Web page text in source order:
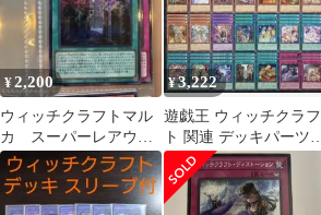
¥2,200
ウィッチクラフトマル
カ スーパーレアウィ
ッチクラフトバイスト
リートパラレル等
¥3,222
遊戯王 ウィッチクラフ
ト 関連 デッキパーツ
まとめ売り 67枚セット